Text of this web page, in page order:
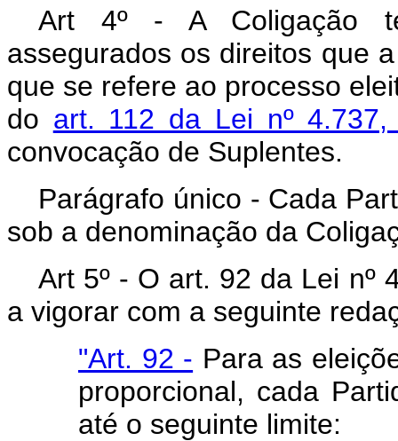
Art 4º - A Coligação
assegurados os direitos que
que se refere ao processo
do art. 112 da Lei nº
convocação de Suplentes.
Parágrafo único - Cada
sob a denominação da
Art 5º - O art. 92 da Lei nº
a vigorar com a seguinte
"Art. 92 - Para as
proporcional, cada
até o seguinte limite: